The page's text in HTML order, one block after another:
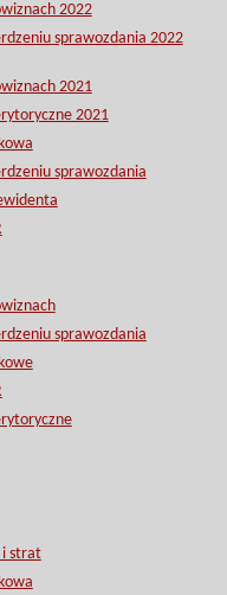
2022
sprawozdania 2022
2021
2021
sprawozdania
sprawozdania
i strat